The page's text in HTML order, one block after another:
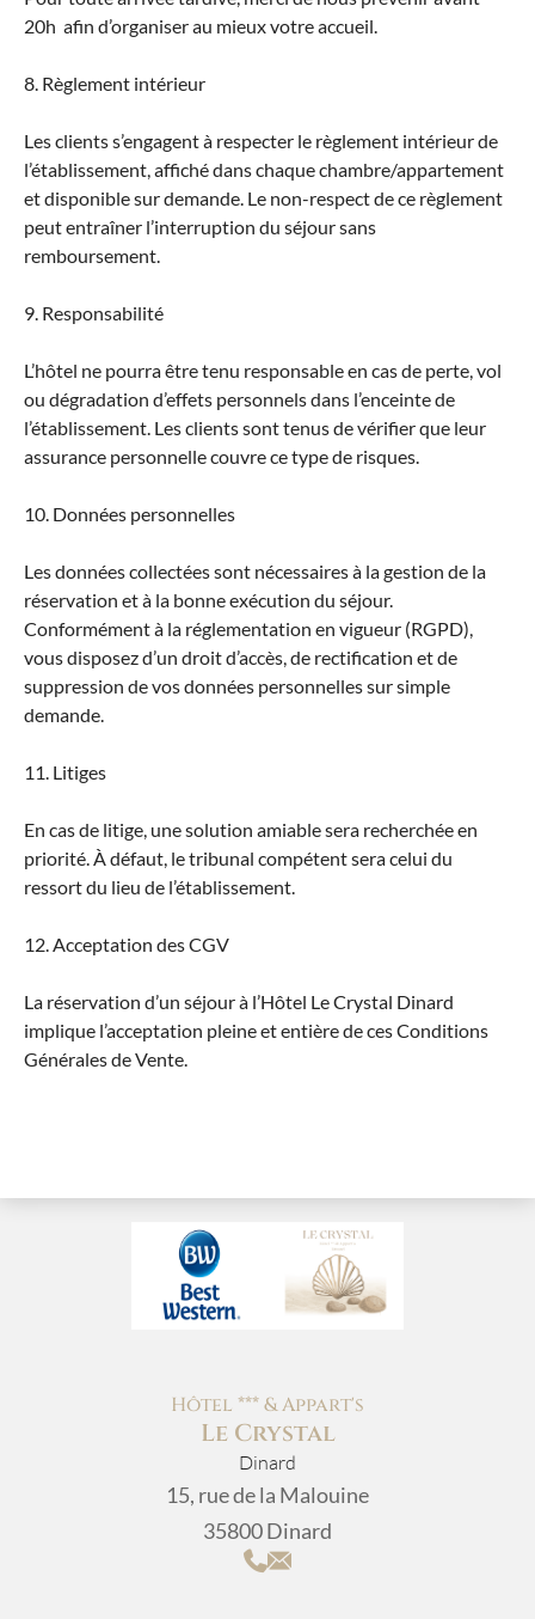
20h afin d’organiser au mieux votre accueil.
8. Règlement intérieur
Les clients s’engagent à respecter le règlement intérieur de
l’établissement, affiché dans chaque chambre/appartement
et disponible sur demande. Le non-respect de ce règlement
peut entraîner l’interruption du séjour sans
remboursement.
9. Responsabilité
L’hôtel ne pourra être tenu responsable en cas de perte, vol
ou dégradation d’effets personnels dans l’enceinte de
l’établissement. Les clients sont tenus de vérifier que leur
assurance personnelle couvre ce type de risques.
10. Données personnelles
Les données collectées sont nécessaires à la gestion de la
réservation et à la bonne exécution du séjour.
Conformément à la réglementation en vigueur (RGPD),
vous disposez d’un droit d’accès, de rectification et de
suppression de vos données personnelles sur simple
demande.
11. Litiges
En cas de litige, une solution amiable sera recherchée en
priorité. À défaut, le tribunal compétent sera celui du
ressort du lieu de l’établissement.
12. Acceptation des CGV
La réservation d’un séjour à l’Hôtel Le Crystal Dinard
implique l’acceptation pleine et entière de ces Conditions
Générales de Vente.
Hôtel *** & Appart's
Le Crystal
Dinard
15, rue de la Malouine
35800 Dinard